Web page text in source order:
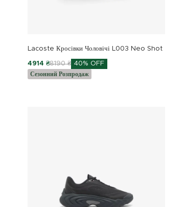
Lacoste Кросівки Чоловічі L003 Neo Shot
4914 ₴8190 ₴ 40% OFF
Сезонний Розпродаж